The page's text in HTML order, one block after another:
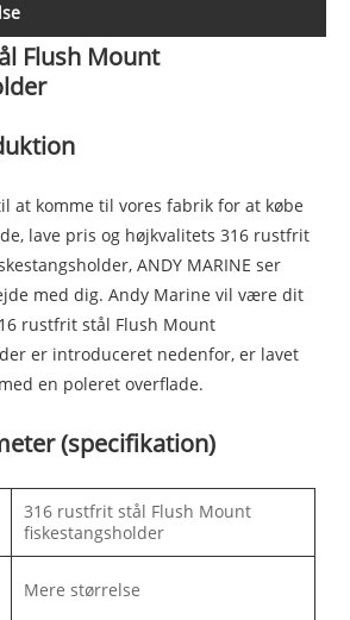
Flush Mount
at komme til vores fabrik for at købe
lave pris og højkvalitets 316 rustfrit
ANDY MARINE ser
med dig. Andy Marine vil være dit
rustfrit stål Flush Mount
er introduceret nedenfor, er lavet
en poleret overflade.
(specifikation)
316 rustfrit stål Flush Mount
fiskestangsholder
Mere størrelse